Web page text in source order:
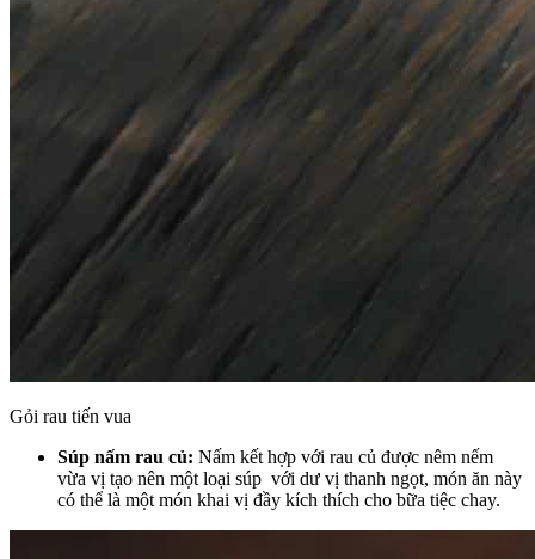
Gỏi rau tiến vua
Súp nấm rau củ: Nấm kết hợp với rau củ được nêm nếm
vừa vị tạo nên một loại súp với dư vị thanh ngọt, món ăn này
có thể là một món khai vị đầy kích thích cho bữa tiệc chay.